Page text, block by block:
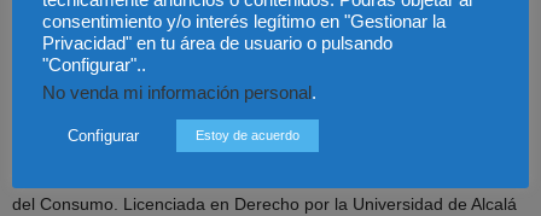
de Statera Legal Partners con la actividad académica, impartiendo
docencia de diversos másteres especializados en Derecho
Deportivo (ISDE, INEFC) y como docente en el Máster de Acceso a
la Abogacia de IE University.
del Consumo. Licenciada en Derecho por la Universidad de Alcalá
consentimiento y/o interés legítimo en "Gestionar la
Privacidad" en tu área de usuario o pulsando
"Configurar"..
No venda mi información personal .
Configurar Estoy de acuerdo